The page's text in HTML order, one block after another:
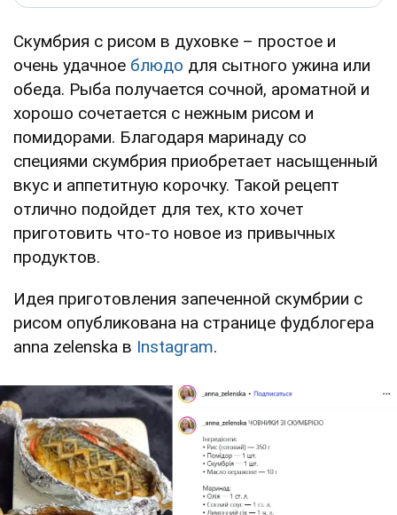
Скумбрия с рисом в духовке – простое и
очень удачное блюдо для сытного ужина или
обеда. Рыба получается сочной, ароматной и
хорошо сочетается с нежным рисом и
помидорами. Благодаря маринаду со
специями скумбрия приобретает насыщенный
вкус и аппетитную корочку. Такой рецепт
отлично подойдет для тех, кто хочет
приготовить что-то новое из привычных
продуктов.
Идея приготовления запеченной скумбрии с
рисом опубликована на странице фудблогера
anna zelenska в Instagram.